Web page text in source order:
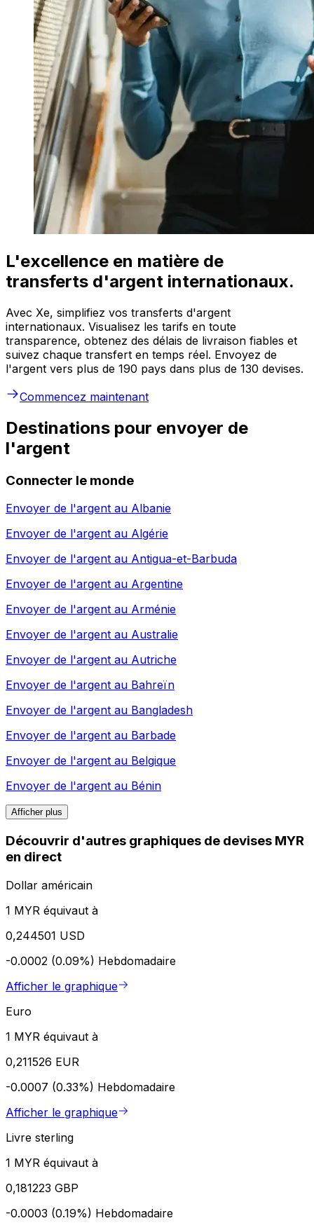
L'excellence en matière de
transferts d'argent internationaux.
Avec Xe, simplifiez vos transferts d'argent
internationaux. Visualisez les tarifs en toute
transparence, obtenez des délais de livraison fiables et
suivez chaque transfert en temps réel. Envoyez de
l'argent vers plus de 190 pays dans plus de 130 devises.
Commencez maintenant
Destinations pour envoyer de
l'argent
Connecter le monde
Envoyer de l'argent au Albanie
Envoyer de l'argent au Algérie
Envoyer de l'argent au Antigua-et-Barbuda
Envoyer de l'argent au Argentine
Envoyer de l'argent au Arménie
Envoyer de l'argent au Australie
Envoyer de l'argent au Autriche
Envoyer de l'argent au Bahreïn
Envoyer de l'argent au Bangladesh
Envoyer de l'argent au Barbade
Envoyer de l'argent au Belgique
Envoyer de l'argent au Bénin
Afficher plus
Découvrir d'autres graphiques de devises MYR
en direct
Dollar américain
1 MYR équivaut à
0,244501 USD
-0.0002 (0.09%) Hebdomadaire
Afficher le graphique
Euro
1 MYR équivaut à
0,211526 EUR
-0.0007 (0.33%) Hebdomadaire
Afficher le graphique
Livre sterling
1 MYR équivaut à
0,181223 GBP
-0.0003 (0.19%) Hebdomadaire